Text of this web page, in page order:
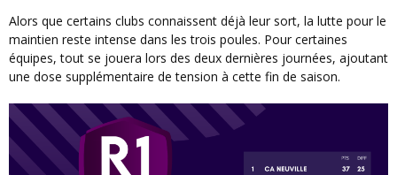
Alors que certains clubs connaissent déjà leur sort, la lutte pour le
maintien reste intense dans les trois poules. Pour certaines
équipes, tout se jouera lors des deux dernières journées, ajoutant
une dose supplémentaire de tension à cette fin de saison.